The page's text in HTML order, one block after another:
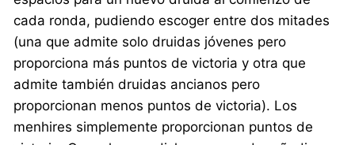
cada ronda, pudiendo escoger entre dos mitades
(una que admite solo druidas jóvenes pero
proporciona más puntos de victoria y otra que
admite también druidas ancianos pero
proporcionan menos puntos de victoria). Los
menhires simplemente proporcionan puntos de